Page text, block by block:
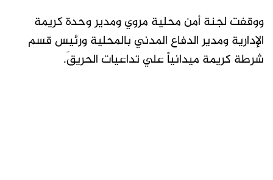
ووقفت لجنة أمن محلية مروي ومدير وحدة كريمة
الإدارية ومدير الدفاع المدني بالمحلية ورئيس قسم
شرطة كريمة ميدانياً علي تداعيات الحريقَ.